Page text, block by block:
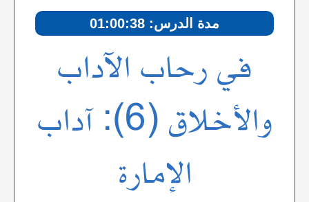
مدة الدرس: 01:00:38
في رحاب الآداب
والأخلاق (6): آداب
الإمارة